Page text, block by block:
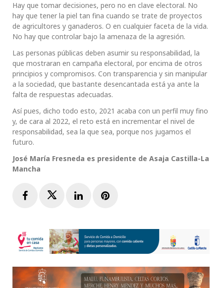
Hay que tomar decisiones, pero no en clave electoral. No
hay que tener la piel tan fina cuando se trate de proyectos
de agricultores y ganaderos. O en cualquier faceta de la vida.
No hay que controlar bajo la amenaza de la agresión.
Las personas públicas deben asumir su responsabilidad, la
que mostraran en campaña electoral, por encima de otros
principios y compromisos. Con transparencia y sin manipular
a la sociedad, que bastante desencantada está ya ante la
falta de respuestas adecuadas.
Así pues, dicho todo esto, 2021 acaba con un perfil muy fino
y, de cara al 2022, el reto está en incrementar el nivel de
responsabilidad, sea la que sea, porque nos jugamos el
futuro.
José María Fresneda es presidente de Asaja Castilla-La
Mancha
FacebookTwitterLinkedInPinterest